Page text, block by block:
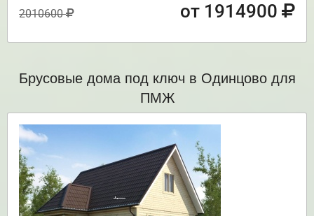
2010600 от 1914900
Брусовые дома под ключ в Одинцово для
ПМЖ